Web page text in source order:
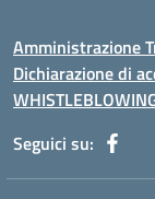
Amministrazione
Dichiarazione di
Seguici su: